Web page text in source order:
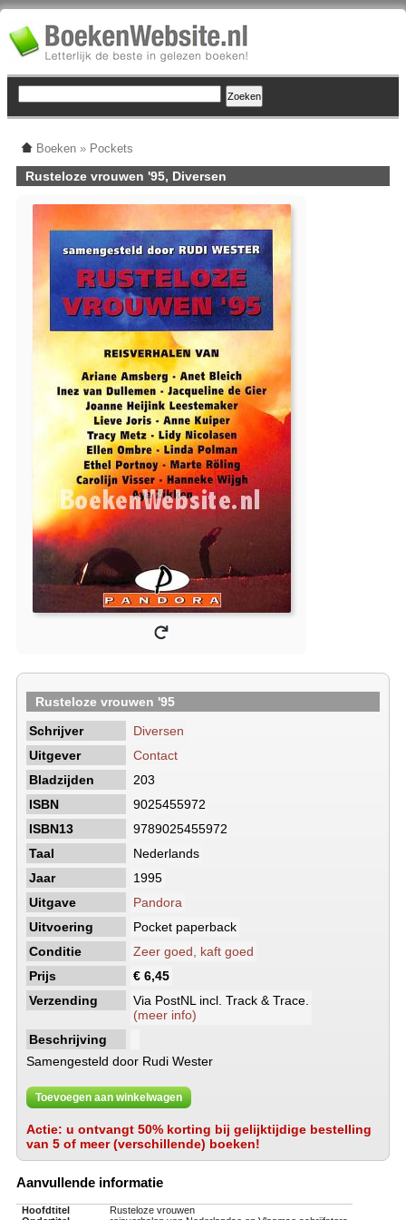
Boeken » Pockets
Rusteloze vrouwen '95, Diversen
Rusteloze vrouwen '95
Schrijver
Diversen
Uitgever
Contact
Bladzijden
203
ISBN
9025455972
ISBN13
9789025455972
Taal
Nederlands
Jaar
1995
Uitgave
Pandora
Uitvoering
Pocket paperback
Conditie
Zeer goed, kaft goed
Prijs
€ 6,45
Verzending
Via PostNL incl. Track & Trace.
(meer info)
Beschrijving
Samengesteld door Rudi Wester
Toevoegen aan winkelwagen
Actie: u ontvangt 50% korting bij gelijktijdige bestelling
van 5 of meer (verschillende) boeken!
Aanvullende informatie
Hoofdtitel
Rusteloze vrouwen